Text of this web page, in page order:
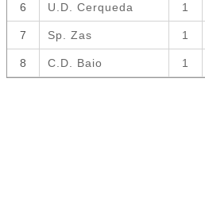
6 U.D. Cerqueda 1
7 Sp. Zas 1
8 C.D. Baio 1